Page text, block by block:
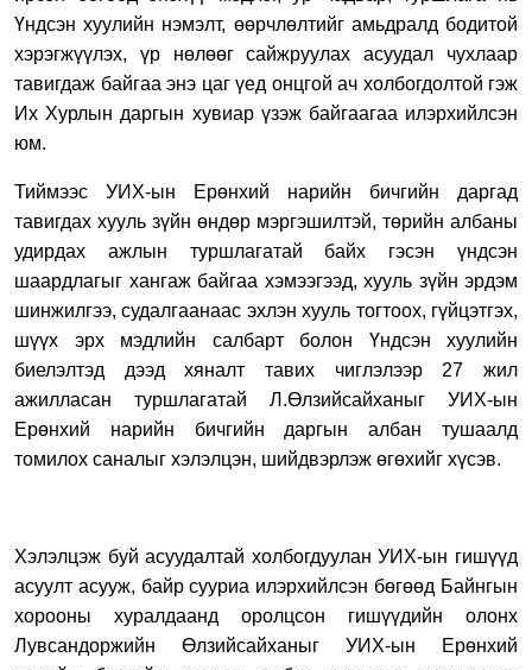
Үндсэн хуулийн нэмэлт, өөрчлөлтийг амьдралд бодитой
хэрэгжүүлэх, үр нөлөөг сайжруулах асуудал чухлаар
тавигдаж байгаа энэ цаг үед онцгой ач холбогдолтой гэж
Их Хурлын даргын хувиар үзэж байгаагаа илэрхийлсэн
юм.
Тиймээс УИХ-ын Ерөнхий нарийн бичгийн даргад
тавигдах хууль зүйн өндөр мэргэшилтэй, төрийн албаны
удирдах ажлын туршлагатай байх гэсэн үндсэн
шаардлагыг хангаж байгаа хэмээгээд, хууль зүйн эрдэм
шинжилгээ, судалгаанаас эхлэн хууль тогтоох, гүйцэтгэх,
шүүх эрх мэдлийн салбарт болон Үндсэн хуулийн
биелэлтэд дээд хяналт тавих чиглэлээр 27 жил
ажилласан туршлагатай Л.Өлзийсайханыг
УИХ-ын
Ерөнхий нарийн бичгийн даргын албан тушаалд
томилох саналыг хэлэлцэн, шийдвэрлэж өгөхийг хүсэв.
Хэлэлцэж буй асуудалтай холбогдуулан УИХ-ын гишүүд
асуулт асууж, байр сууриа илэрхийлсэн бөгөөд Байнгын
хорооны хуралдаанд оролцсон гишүүдийн олонх
Лувсандоржийн Өлзийсайханыг УИХ-ын Ерөнхий